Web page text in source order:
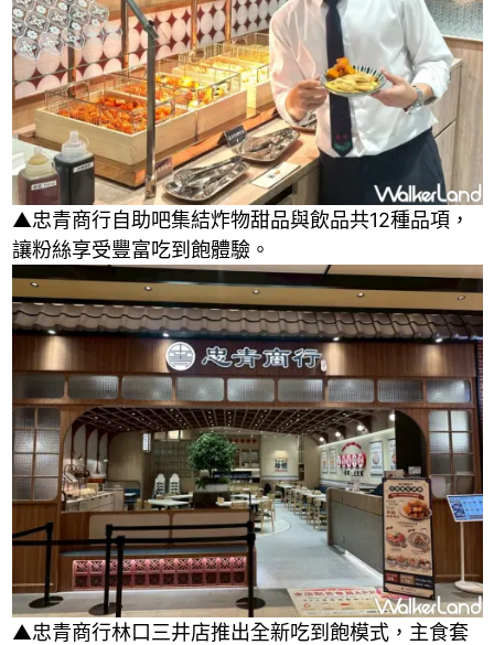
▲忠青商行自助吧集結炸物甜品與飲品共12種品項，
讓粉絲享受豐富吃到飽體驗。
▲忠青商行林口三井店推出全新吃到飽模式，主食套